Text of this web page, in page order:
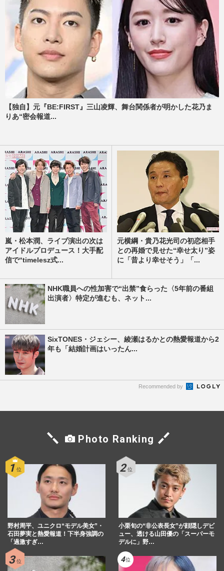
【独自】元『BE:FIRST』三山凌輝、舞台関係者が明かした花乃ま
りあ“密会報道...
嵐・松本潤、ライブ演出の次は
アイドルプロデュース！大手配
信で“timelesz式...
元横綱・貴乃花光司の初恋相手
との再婚で見せた“幸せ太り”姿
に「昔より幸せそう」「...
NHK職員への性加害で“出禁”食らった〈5年前の番組
出演者〉特定が進むも、ネット...
SixTONES・ジェシー、綾瀬はるかとの熱愛報道から2
年も「結婚計画はいったん...
Recommended by
Photo Ranking
野村周平、ユニクロ“モデル美女”・
石田夢実と熱愛報道！下半身強調の
「過激すぎ…
小栗旬の“非公表長女”が顔隠しデビ
ュー、透ける山田優の「スーパーモ
デルに」野…